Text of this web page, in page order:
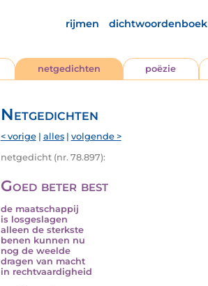
rijmen dichtwoordenboek
netgedichten poëzie
Netgedichten
< vorige| alles| volgende >
netgedicht (nr. 78.897):
Goed beter best
de maatschappij
is losgeslagen
alleen de sterkste
benen kunnen nu
nog de weelde
dragen van macht
in rechtvaardigheid